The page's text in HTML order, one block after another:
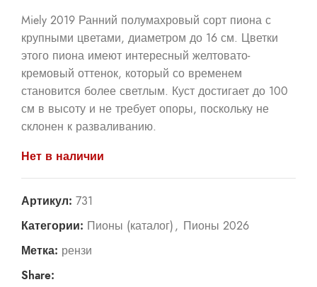
Miely 2019 Ранний полумахровый сорт пиона с
крупными цветами, диаметром до 16 см. Цветки
этого пиона имеют интересный желтовато-
кремовый оттенок, который со временем
становится более светлым. Куст достигает до 100
см в высоту и не требует опоры, поскольку не
склонен к разваливанию.
Нет в наличии
Артикул: 731
Категории: Пионы (каталог), Пионы 2026
Метка: рензи
Share: